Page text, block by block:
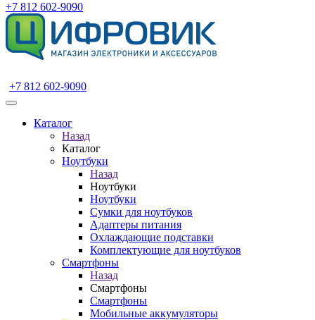
+7 812 602-9090
+7 812 602-9090
Каталог
Назад
Каталог
Ноутбуки
Назад
Ноутбуки
Ноутбуки
Сумки для ноутбуков
Адаптеры питания
Охлаждающие подставки
Комплектующие для ноутбуков
Смартфоны
Назад
Смартфоны
Смартфоны
Мобильные аккумуляторы